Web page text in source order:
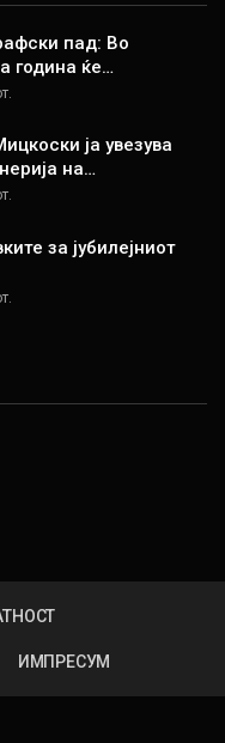
пад: Во
година ќе…
ја увезува
на…
за јубилејниот
ИМПРЕСУМ